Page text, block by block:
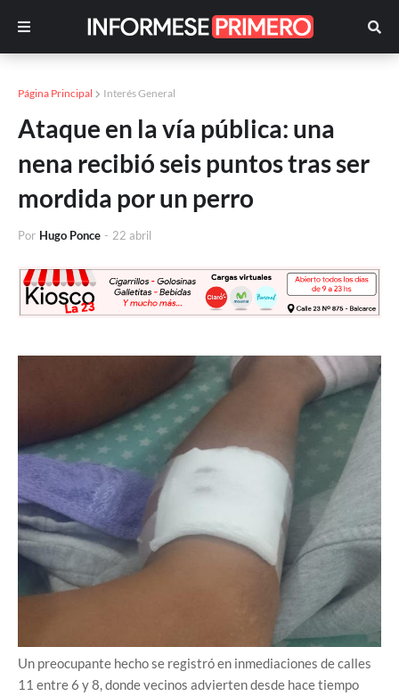
Página Principal Interés General
Ataque en la vía pública: una
nena recibió seis puntos tras ser
mordida por un perro
Por Hugo Ponce - 22 abril
Un preocupante hecho se registró en inmediaciones de calles
11 entre 6 y 8, donde vecinos advierten desde hace tiempo